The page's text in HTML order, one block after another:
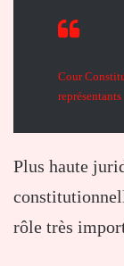
Cour
représentants
Plus haute
rôle très